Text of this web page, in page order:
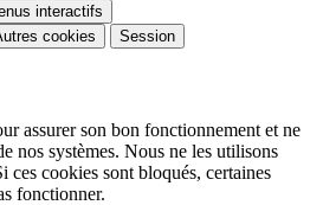
interactifs
cookies Session
assurer son bon fonctionnement et ne
nos systèmes. Nous ne les utilisons
ces cookies sont bloqués, certaines
fonctionner.